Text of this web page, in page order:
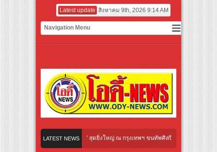
Latest update สิงหาคม 9th, 2026 9:14 AM
LATEST NEWS
Night” สุดยิ่งใหญ่ ณ กรุงเทพฯ ขนทัพศิลปินชั้นนำ พร้อมกาล่าไนท์สุดอลังก